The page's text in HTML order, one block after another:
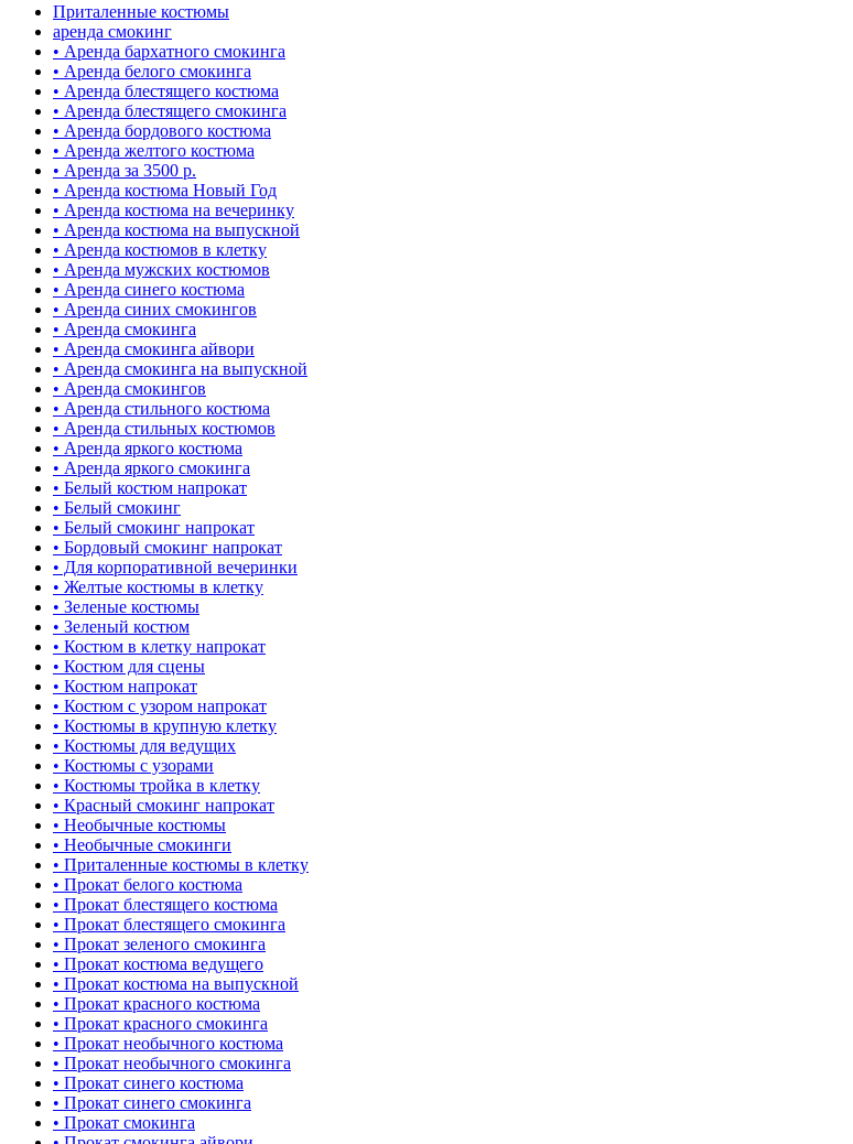
Приталенные костюмы
аренда смокинг
• Аренда бархатного смокинга
• Аренда белого смокинга
• Аренда блестящего костюма
• Аренда блестящего смокинга
• Аренда бордового костюма
• Аренда желтого костюма
• Аренда за 3500 р.
• Аренда костюма Новый Год
• Аренда костюма на вечеринку
• Аренда костюма на выпускной
• Аренда костюмов в клетку
• Аренда мужских костюмов
• Аренда синего костюма
• Аренда синих смокингов
• Аренда смокинга
• Аренда смокинга айвори
• Аренда смокинга на выпускной
• Аренда смокингов
• Аренда стильного костюма
• Аренда стильных костюмов
• Аренда яркого костюма
• Аренда яркого смокинга
• Белый костюм напрокат
• Белый смокинг
• Белый смокинг напрокат
• Бордовый смокинг напрокат
• Для корпоративной вечеринки
• Желтые костюмы в клетку
• Зеленые костюмы
• Зеленый костюм
• Костюм в клетку напрокат
• Костюм для сцены
• Костюм напрокат
• Костюм с узором напрокат
• Костюмы в крупную клетку
• Костюмы для ведущих
• Костюмы с узорами
• Костюмы тройка в клетку
• Красный смокинг напрокат
• Необычные костюмы
• Необычные смокинги
• Приталенные костюмы в клетку
• Прокат белого костюма
• Прокат блестящего костюма
• Прокат блестящего смокинга
• Прокат зеленого смокинга
• Прокат костюма ведущего
• Прокат костюма на выпускной
• Прокат красного костюма
• Прокат красного смокинга
• Прокат необычного костюма
• Прокат необычного смокинга
• Прокат синего костюма
• Прокат синего смокинга
• Прокат смокинга